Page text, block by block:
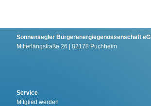
Sonnensegler Bürgerenergiegenossenschaft eG
Mitterlängstraße 26 | 82178 Puchheim
Service
Mitglied werden